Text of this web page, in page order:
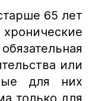
65 лет
или
для них
только для